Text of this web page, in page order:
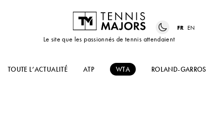
Le site que les passionnés de tennis attendaient
FR EN
TOUTE L’ACTUALITÉ ATP WTA ROLAND-GARROS